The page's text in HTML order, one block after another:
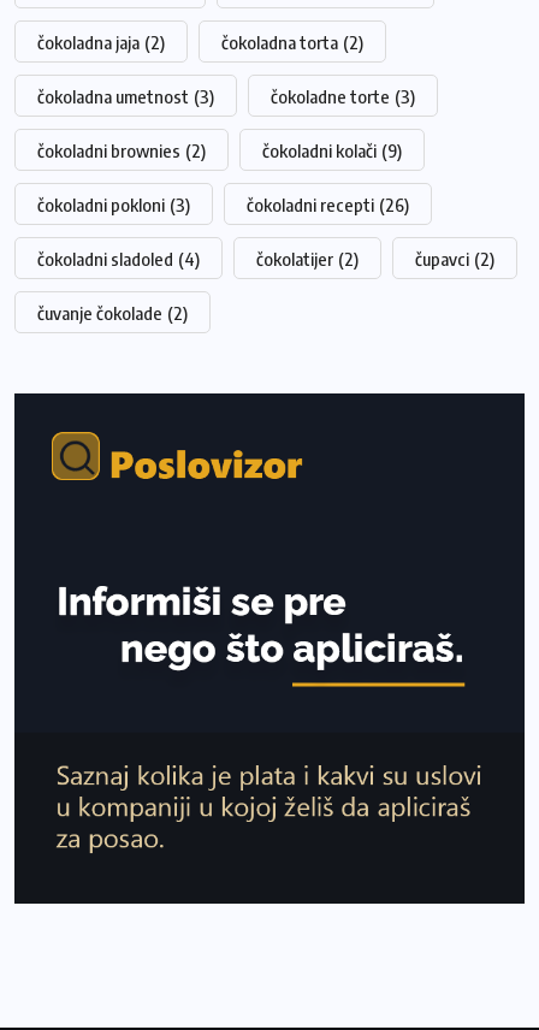
čokoladna jaja (2) čokoladna torta (2)
čokoladna umetnost (3) čokoladne torte (3)
čokoladni brownies (2) čokoladni kolači (9)
čokoladni pokloni (3) čokoladni recepti (26)
čokoladni sladoled (4) čokolatijer (2) čupavci (2)
čuvanje čokolade (2)